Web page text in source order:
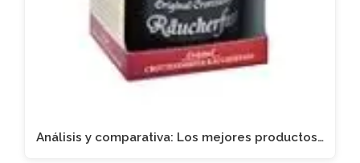
Análisis y comparativa: Los mejores productos…